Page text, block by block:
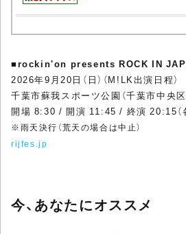
■rockin'on presents ROCK IN
2026年9月20日（日）（M!LK出演日程）
千葉市蘇我スポーツ公園（千葉市中央区
開場 8:30 / 開演 11:45 / 終演 20:15（
※雨天決行（荒天の場合は中止）
rijfes.jp
今、あなたにオススメ